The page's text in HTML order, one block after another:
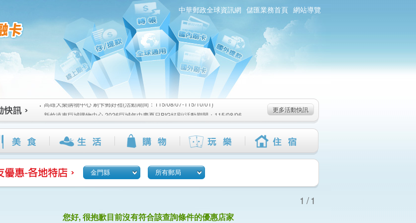
中華郵政全球資訊網 儲匯業務首頁 網站導覽
高雄大樂購物中心 刷卡郵好禮(活動期間：115/08/07-115/10/01)
新竹遠東巨城購物中心 2026巨城年中慶夏日BIG好刷(活動期間：115/08/06-
115/08/26)
臺北三創生活 有點東西第2波 刷卡郵好禮(活動期間：115/08/06-115/09/02)
高雄大樂購物中心 刷卡郵好禮(活動期間：115/08/07-115/10/01)
新竹遠東巨城購物中心 2026巨城年中慶夏日BIG好刷(活動期間：115/08/06-
115/08/26)
臺北三創生活 有點東西第2波 刷卡郵好禮(活動期間：115/08/06-115/09/02)
更多活動快訊
金門縣 所有郵局
1/1
您好, 很抱歉目前沒有符合該查詢條件的優惠店家